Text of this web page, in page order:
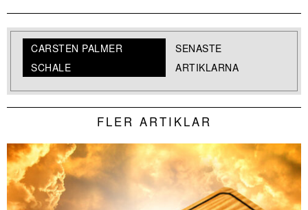
CARSTEN PALMER
SCHALE
SENASTE
ARTIKLARNA
FLER ARTIKLAR